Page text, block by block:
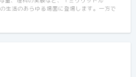
生活のあらゆる場面に登場します。一方で